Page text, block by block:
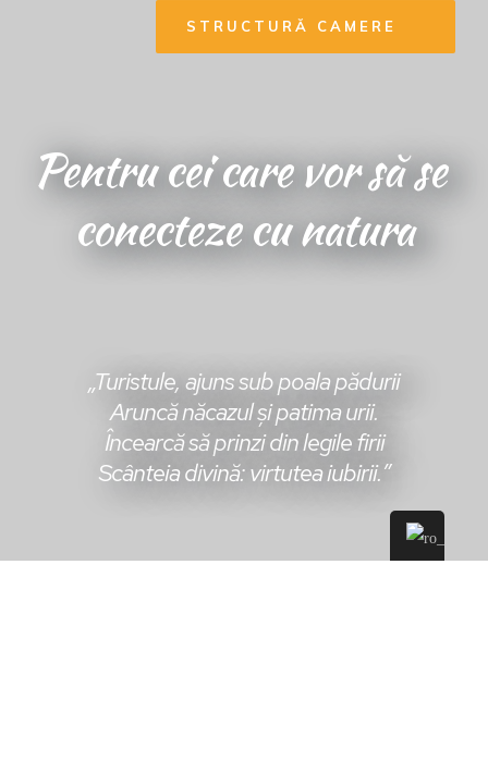
STRUCTURĂ CAMERE
Pentru cei care vor să se
conecteze cu natura
„Turistule, ajuns sub poala pădurii
Aruncă năcazul și patima urii.
Încearcă să prinzi din legile firii
Scânteia divină: virtutea iubirii.”